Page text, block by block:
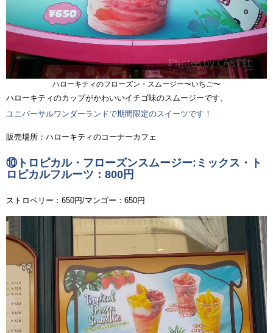
ハローキティのフローズン・スムージー〜いちご〜
ハローキティのカップがかわいいイチゴ味のスムージーです。
ユニバーサルワンダーランドで期間限定のスイーツです！
販売場所：ハローキティのコーナーカフェ
⑩トロピカル・フローズンスムージー:ミックス・ト
ロピカルフルーツ：800円
ストロベリー：650円/マンゴー：650円